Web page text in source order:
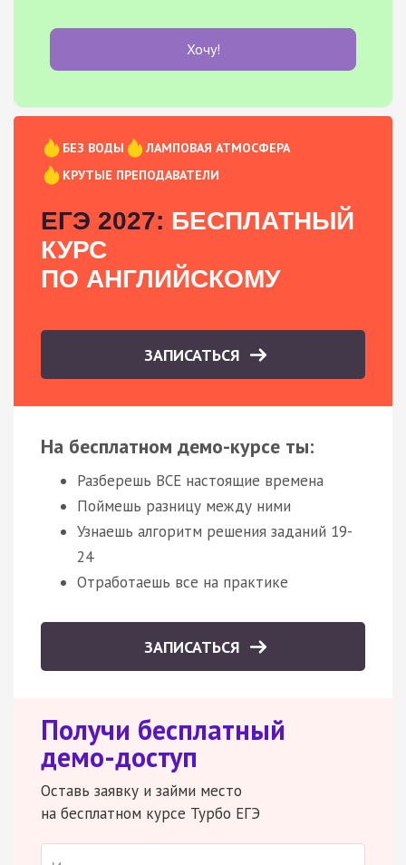
Хочу!
БЕЗ ВОДЫ
ЛАМПОВАЯ АТМОСФЕРА
КРУТЫЕ ПРЕПОДАВАТЕЛИ
ЕГЭ 2027: БЕСПЛАТНЫЙ
КУРС
ПО АНГЛИЙСКОМУ
ЗАПИСАТЬСЯ
На бесплатном демо-курсе ты:
Разберешь ВСЕ настоящие времена
Поймешь разницу между ними
Узнаешь алгоритм решения заданий 19-
24
Отработаешь все на практике
ЗАПИСАТЬСЯ
Получи бесплатный
демо-доступ
Оставь заявку и займи место
на бесплатном курсе Турбо ЕГЭ